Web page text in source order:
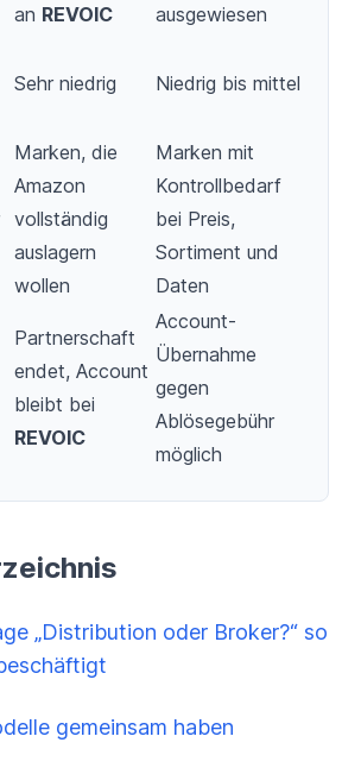
an REVOIC
ausgewiesen
Sehr niedrig Niedrig bis mittel
Marken, die
Amazon
vollständig
auslagern
wollen
Marken mit
Kontrollbedarf
bei Preis,
Sortiment und
Daten
Partnerschaft
endet, Account
bleibt bei
REVOIC
Account-
Übernahme
gegen
Ablösegebühr
möglich
„Distribution oder Broker?“ so
gemeinsam haben